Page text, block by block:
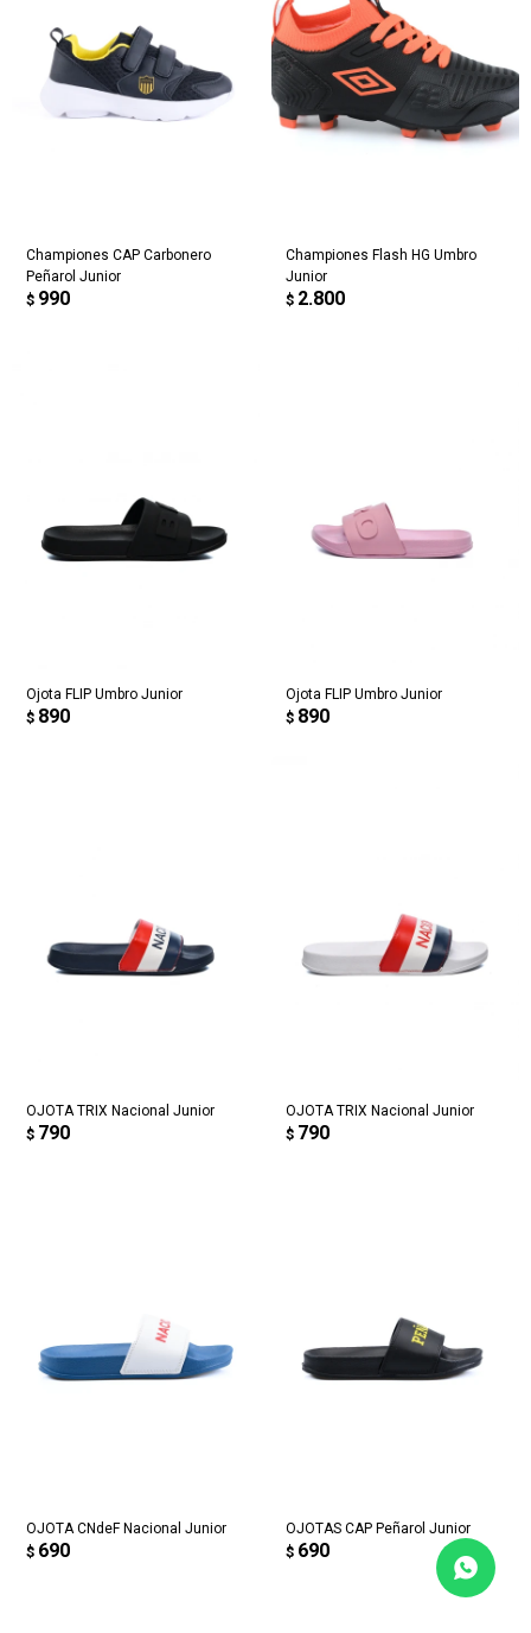
Championes CAP Carbonero
Peñarol Junior
$ 990
Championes Flash HG Umbro
Junior
$ 2.800
Ojota FLIP Umbro Junior
$ 890
Ojota FLIP Umbro Junior
$ 890
OJOTA TRIX Nacional Junior
$ 790
OJOTA TRIX Nacional Junior
$ 790
OJOTA CNdeF Nacional Junior
$ 690
OJOTAS CAP Peñarol Junior
$ 690